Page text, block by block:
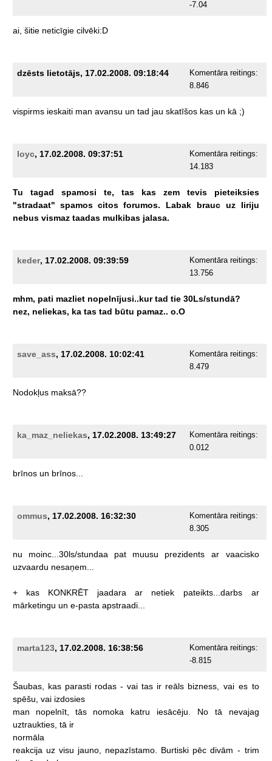
-7.04
ai, šitie neticīgie cilvēki:D
dzēsts lietotājs, 17.02.2008. 09:18:44
Komentāra reitings:
8.846
vispirms ieskaiti man avansu un tad jau skatīšos kas un kā ;)
loyc, 17.02.2008. 09:37:51
Komentāra reitings:
14.183
Tu tagad spamosi te, tas kas zem tevis
pieteiksies
"stradaat" spamos citos forumos. Labak brauc uz
Iiriju
nebus vismaz taadas mulkibas jalasa.
keder, 17.02.2008. 09:39:59
Komentāra reitings:
13.756
mhm, pati mazliet nopelnījusi..kur tad tie 30Ls/stundā?
nez, neliekas, ka tas tad būtu pamaz.. o.O
save_ass, 17.02.2008. 10:02:41
Komentāra reitings:
8.479
Nodokļus maksā??
ka_maz_neliekas, 17.02.2008. 13:49:27
Komentāra reitings:
0.012
brīnos un brīnos...
ommus, 17.02.2008. 16:32:30
Komentāra reitings:
8.305
nu moinc...30ls/stundaa pat muusu prezidents ar
vaacisko
uzvaardu nesaņem...
+ kas KONKRĒT jaadara ar netiek pateikts...darbs
ar
mārketingu un e-pasta apstraadi...
marta123, 17.02.2008. 16:38:56
Komentāra reitings:
-8.815
Šaubas, kas parasti rodas - vai tas ir reāls bizness, vai es to
spēšu, vai izdosies
man
nopelnīt, tās nomoka katru iesācēju. No tā
nevajag
uztraukties, tā ir
normāla
reakcija uz visu jauno, nepazīstamo. Burtiski pēc divām - trim